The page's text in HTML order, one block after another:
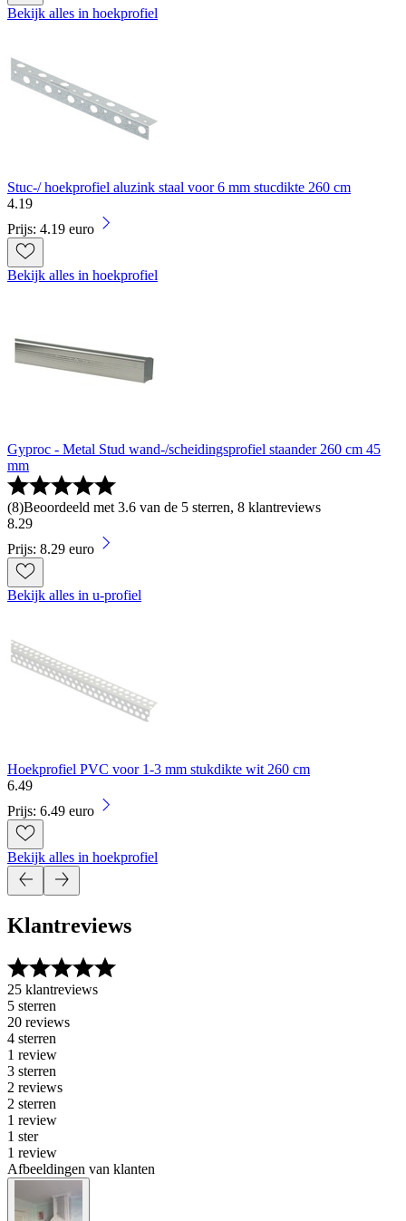
Bekijk alles in hoekprofiel
Stuc-/ hoekprofiel aluzink staal voor 6 mm stucdikte 260 cm
4.19
Prijs: 4.19 euro
Bekijk alles in hoekprofiel
Gyproc - Metal Stud wand-/scheidingsprofiel staander 260 cm 45
mm
(8)Beoordeeld met 3.6 van de 5 sterren, 8 klantreviews
8.29
Prijs: 8.29 euro
Bekijk alles in u-profiel
Hoekprofiel PVC voor 1-3 mm stukdikte wit 260 cm
6.49
Prijs: 6.49 euro
Bekijk alles in hoekprofiel
Klantreviews
25 klantreviews
5 sterren
20 reviews
4 sterren
1 review
3 sterren
2 reviews
2 sterren
1 review
1 ster
1 review
Afbeeldingen van klanten